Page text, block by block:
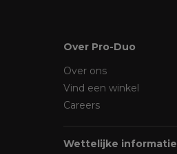
Over Pro-Duo
Over ons
Vind een winkel
Careers
Wettelijke informatie